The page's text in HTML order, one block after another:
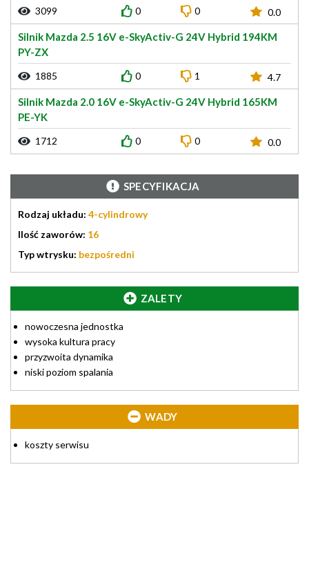
3099 0 0 0.0
Silnik Mazda 2.5 16V e-SkyActiv-G 24V Hybrid 194KM
PY-ZX
1885 0 1 4.7
Silnik Mazda 2.0 16V e-SkyActiv-G 24V Hybrid 165KM
PE-YK
1712 0 0 0.0
SPECYFIKACJA
Rodzaj układu: 4-cylindrowy
Ilość zaworów: 16
Typ wtrysku: bezpośredni
ZALETY
nowoczesna jednostka
wysoka kultura pracy
przyzwoita dynamika
niski poziom spalania
WADY
koszty serwisu